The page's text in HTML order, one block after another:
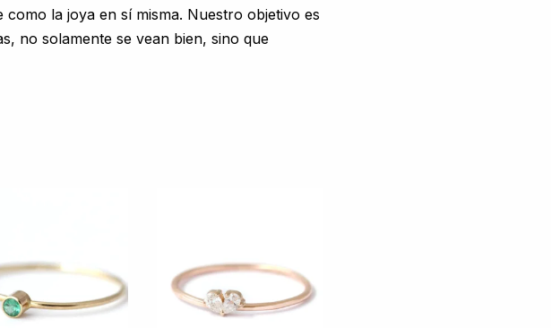
la joya en sí misma. Nuestro objetivo es
no solamente se vean bien, sino que